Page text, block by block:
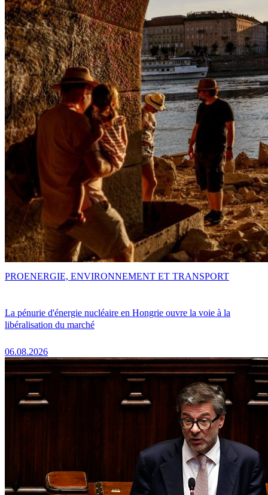
La pénurie d'énergie nucléaire en Hongrie ouvre la voie à la
libéralisation du marché
06.08.2026
PROENERGIE, ENVIRONNEMENT ET TRANSPORT